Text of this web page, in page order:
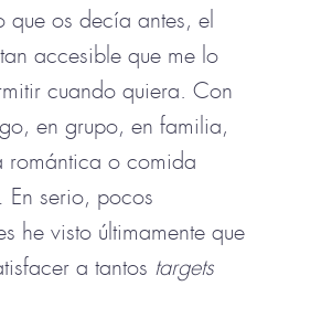
que os decía antes, el
accesible que me lo
cuando quiera. Con
en grupo, en familia,
romántica o comida
serio, pocos
he visto últimamente que
a tantos targets